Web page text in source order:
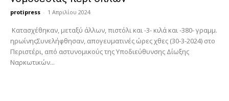
protipress - 1 Απριλίου 2024
Κατασχέθηκαν, μεταξύ άλλων, πιστόλι και -3- κιλά και -380- γραμμ.
ηρωίνηςΣυνελήφθησαν, απογευματινές ώρες χθες (30-3-2024) στο
Περιστέρι, από αστυνομικούς της Υποδιεύθυνσης Δίωξης
Ναρκωτικών...